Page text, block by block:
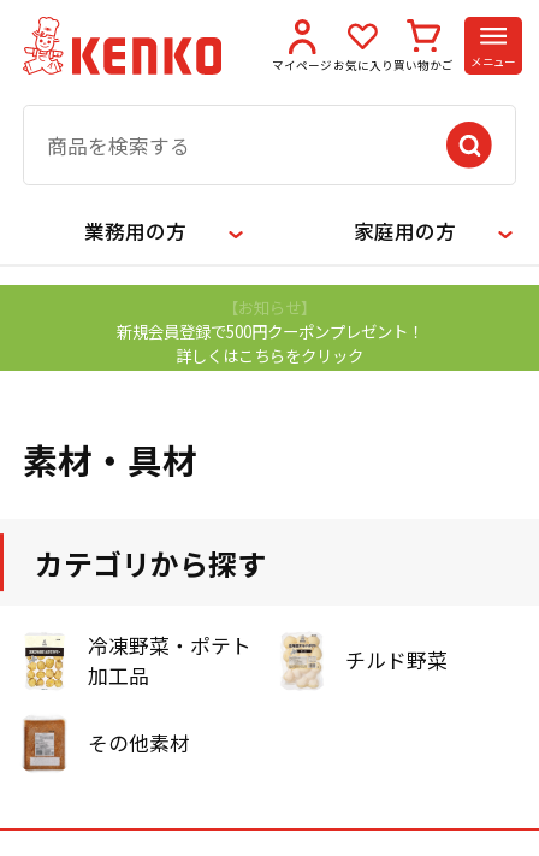
マイページ お気に入り 買い物かご メニュー
業務用の方 家庭用の方
【お知らせ】
新規会員登録で500円クーポンプレゼント！
詳しくはこちらをクリック
素材・具材
カテゴリから探す
冷凍野菜・ポテト
加工品
チルド野菜
その他素材